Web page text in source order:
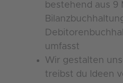
bestehend aus 9
umfasst
Wir gestalten
treibst du Ideen